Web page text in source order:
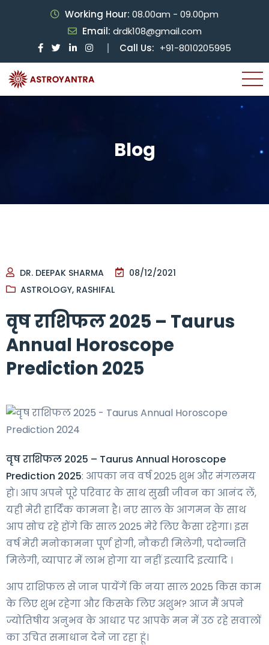
Working Hour: 08.00am - 09.00pm
Email: drdk108@gmail.com
Call Us: +91-8010205995
Blog
DR. DEEPAK SHARMA
08/12/2021
ASTROLOGY, RASHIFAL
वृष राशिफल 2025 – Taurus
Annual Horoscope
Prediction 2025
वृष राशिफल 2025 – Taurus Annual Horoscope
Prediction 2025: आपका नव वर्ष 2025 शुभ और मंगलमय
हो। आप अपने पूरे परिवार के साथ सुखी जीवन का आनंद लें,
यही मेरी हार्दिक कामना है। नए साल के आगमन के साथ
आप सोच रहे होंगे कि साल 2025 मेरे लिए कैसा रहेगा। इस
वर्ष मेरी मनोकामना पूर्ण होगी, नौकरी मिलेगी, पदोन्नति
मिलेगी, व्यापार में लाभ होगा या नहीं इत्यादि इत्यादि ।
आप राशिफल से जान पायेंगें कि नया साल 2025 किस काम
के लिए शुभ रहेगा और किसके लिए अशुभ? आज मैं अपने
ज्योतिषीय अनुभव के आधार पर आपके मन में उठ रहे सवालों
का उचित समाधान देने जा रहा हूं।